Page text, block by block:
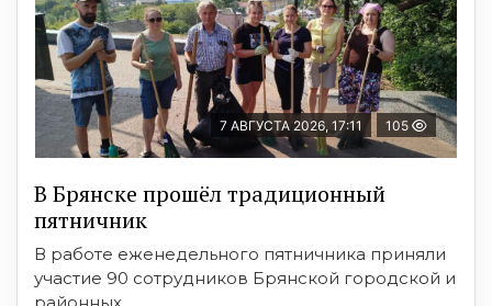
7 АВГУСТА 2026, 17:11 105
В Брянске прошёл традиционный
пятничник
В работе еженедельного пятничника приняли
участие 90 сотрудников Брянской городской и